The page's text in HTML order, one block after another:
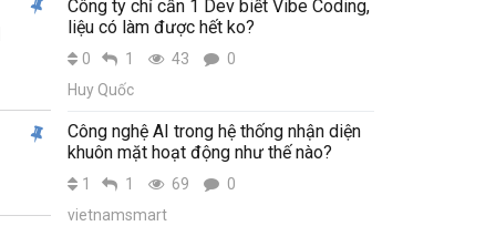
Công ty chỉ cần 1 Dev biết Vibe Coding,
liệu có làm được hết ko?
1 43 0
0
Huy Quốc
Công nghệ AI trong hệ thống nhận diện
khuôn mặt hoạt động như thế nào?
1 69 0
1
vietnamsmart